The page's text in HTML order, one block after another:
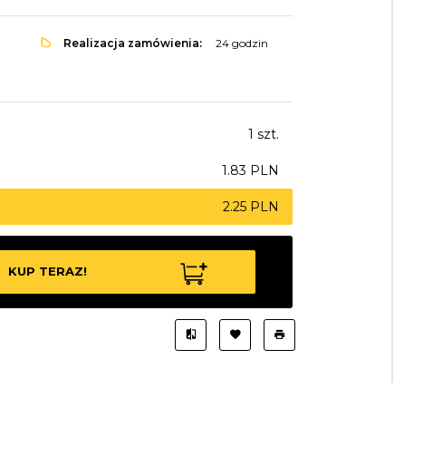
Realizacja zamówienia: 24 godzin
1 szt.
1.83 PLN
2.25 PLN
KUP TERAZ!